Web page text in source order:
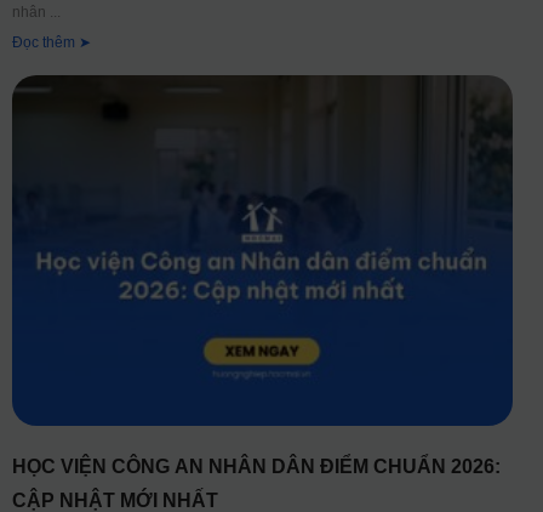
nhân
Đọc thêm ➤
HỌC VIỆN CÔNG AN NHÂN DÂN ĐIỂM CHUẨN 2026:
CẬP NHẬT MỚI NHẤT